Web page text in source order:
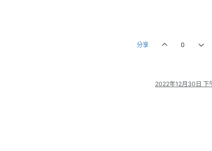
分享 0
2022年12月30日 下